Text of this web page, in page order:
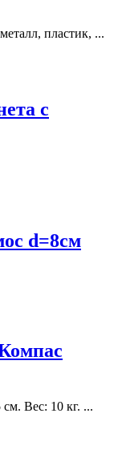
пластик, ...
с
d=8см
Вес: 10 кг. ...